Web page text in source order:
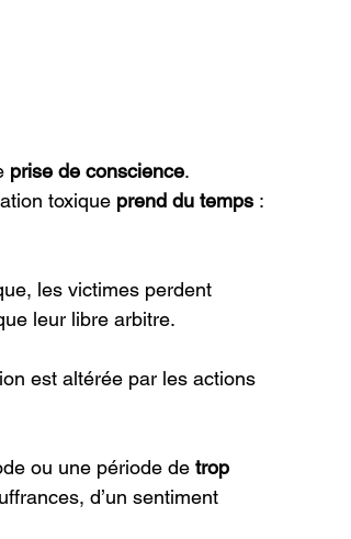
prise de conscience.
toxique prend du temps :
les victimes perdent
leur libre arbitre.
est altérée par les actions
ou une période de trop
d’un sentiment